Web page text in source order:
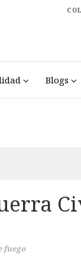
Blogs
fuego